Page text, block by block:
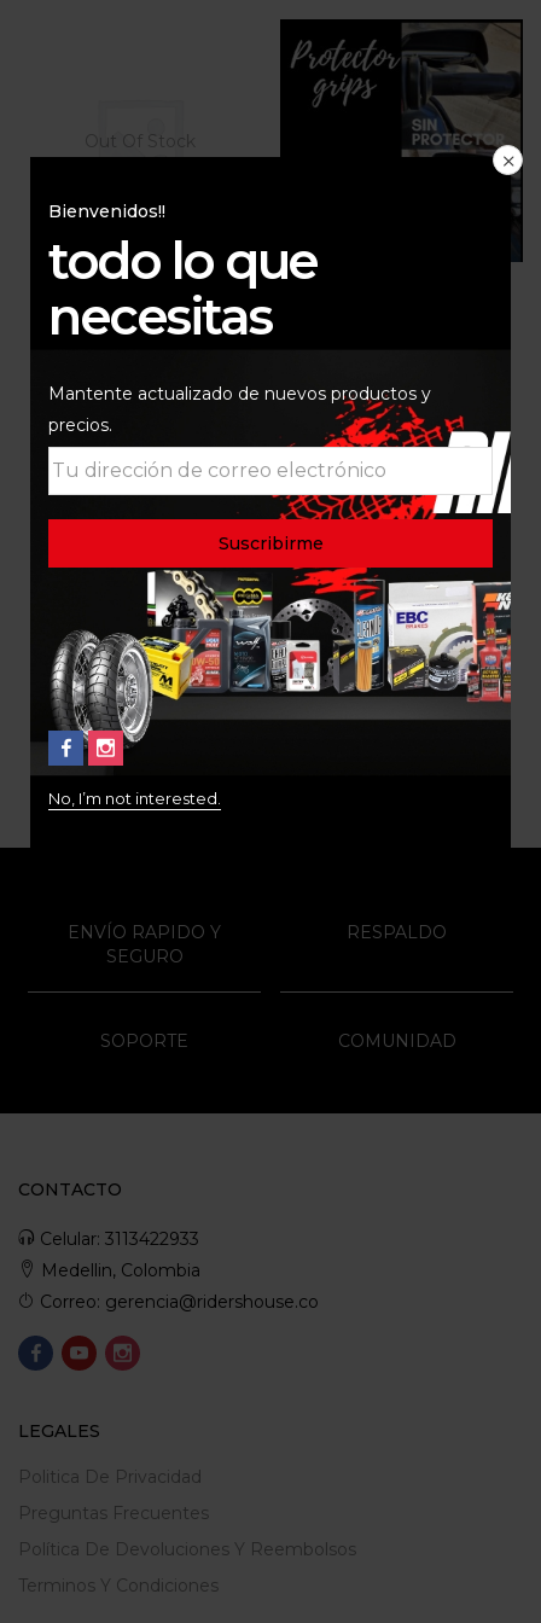
Out Of Stock
$15.000
SET DISCOS DE CLUTCH
KTM ADVENTURE 790
890 DUKE EBC CK5669
$675.000
Bienvenidos!!
todo lo que
necesitas
Mantente actualizado de nuevos productos y
precios.
No, I’m not interested.
ENVÍO RAPIDO Y
SEGURO
RESPALDO
SOPORTE COMUNIDAD
CONTACTO
Celular: 3113422933
Medellin, Colombia
Correo: gerencia@ridershouse.co
LEGALES
Politica De Privacidad
Preguntas Frecuentes
Política De Devoluciones Y Reembolsos
Terminos Y Condiciones